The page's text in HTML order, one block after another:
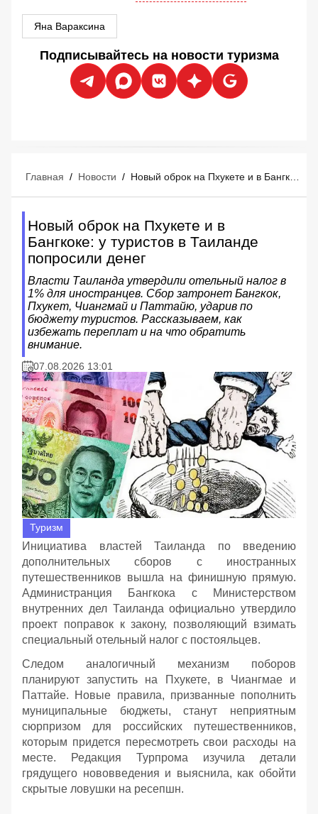
Яна Вараксина
Подписывайтесь на новости туризма
Главная / Новости /
Новый оброк на Пхукете и в
Бангкоке: у туристов в Таиланде
попросили денег
Власти Таиланда утвердили отельный налог в
1% для иностранцев. Сбор затронет Бангкок,
Пхукет, Чиангмай и Паттайю, ударив по
бюджету туристов. Рассказываем, как
избежать переплат и на что обратить
внимание.
07.08.2026 13:01
Туризм
Инициатива властей Таиланда по введению
дополнительных сборов с иностранных
путешественников вышла на финишную прямую.
Администранция Бангкока с Министерством
внутренних дел Таиланда официально утвердило
проект поправок к закону, позволяющий взимать
специальный отельный налог с постояльцев.
Следом аналогичный механизм поборов
планируют запустить на Пхукете, в Чиангмае и
Паттайе. Новые правила, призванные пополнить
муниципальные бюджеты, станут неприятным
сюрпризом для российских путешественников,
которым придется пересмотреть свои расходы на
месте. Редакция Турпрома изучила детали
грядущего нововведения и выяснила, как обойти
скрытые ловушки на ресепшн.